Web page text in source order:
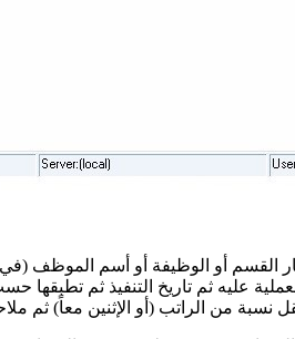
القسم أو الوظيفة أو أسم الموظف (في
عليه ثم تاريخ التنفيذ ثم
نسبة من الراتب (أو الإثنين معاً) ثم